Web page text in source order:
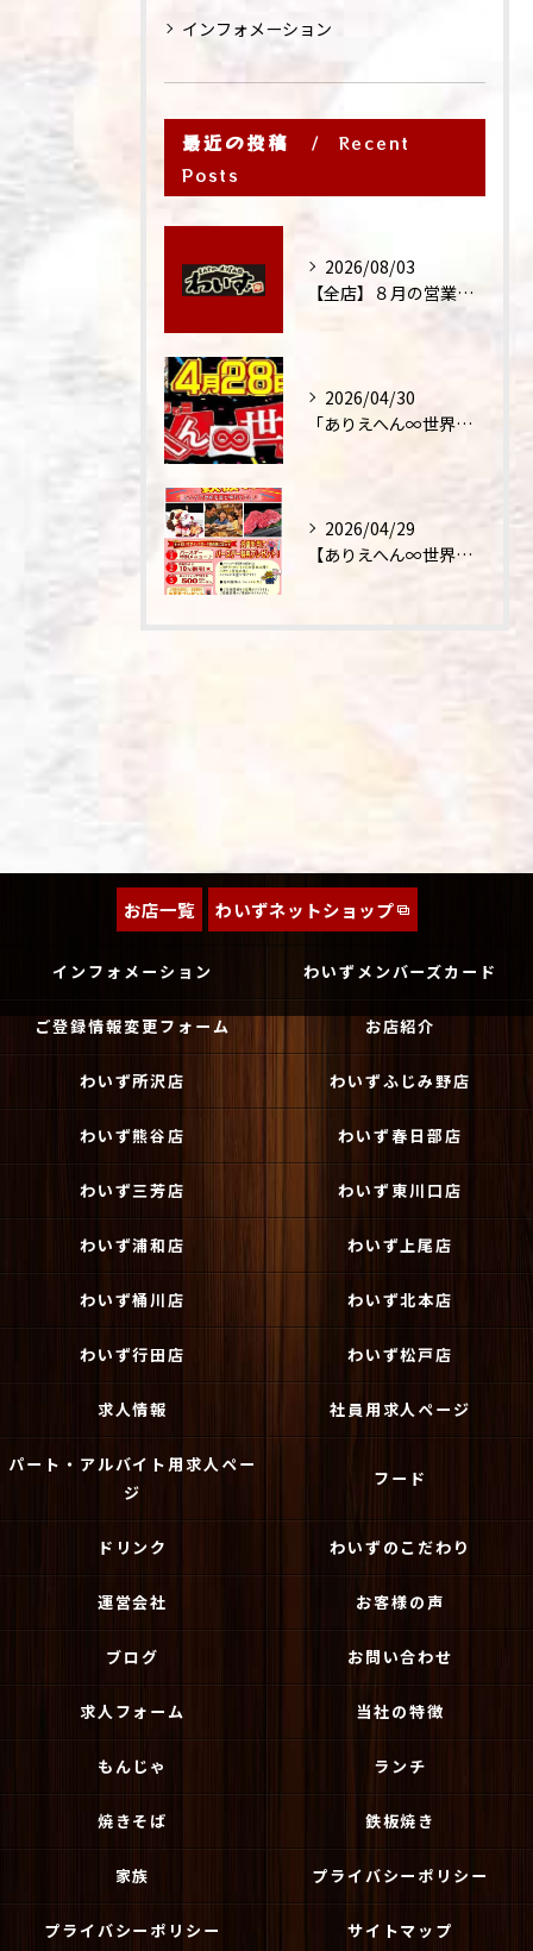
インフォメーション
最近の投稿
Recent
Posts
2026/08/03
【全店】８月の営業時間・ランチ営業につきまして
2026/04/30
「ありえへん∞世界」テレビ出演‼
2026/04/29
【ありえへん∞世界】バースデーステーキについて
お店一覧 わいずネットショップ
インフォメーション わいずメンバーズカード
ご登録情報変更フォーム お店紹介
わいず所沢店 わいずふじみ野店
わいず熊谷店 わいず春日部店
わいず三芳店 わいず東川口店
わいず浦和店 わいず上尾店
わいず桶川店 わいず北本店
わいず行田店 わいず松戸店
求人情報 社員用求人ページ
パート・アルバイト用求人ペー
ジ
フード
ドリンク わいずのこだわり
運営会社 お客様の声
ブログ お問い合わせ
求人フォーム 当社の特徴
もんじゃ ランチ
焼きそば 鉄板焼き
家族 プライバシーポリシー
プライバシーポリシー サイトマップ